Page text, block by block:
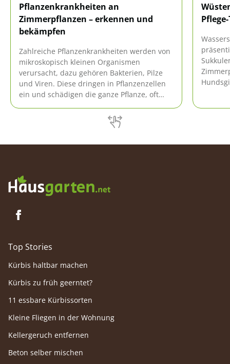
Pflanzenkrankheiten an
Zimmerpflanzen – erkennen und
bekämpfen
Zahlreiche Pflanzenkrankheiten werden von
mikroskopisch kleinen Organismen
verursacht, dazu gehören Bakterien, Pilze
und Viren. Diese dringen in Pflanzenzellen
ein und schädigen die ganze Pflanze, oft
können auch tierische Schädlinge
Zimmerpflanzen extrem schwächen. Wichtig
Top Stories
Kürbis haltbar machen
Kürbis zu früh geerntet?
11 essbare Kürbissorten
Kleine Fliegen in der Wohnung
Kellergeruch entfernen
Beton selber mischen